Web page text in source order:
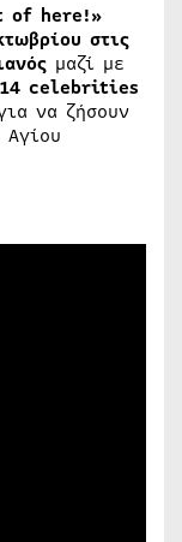
of here!»
στις
μαζί με
14 celebrities
να ζήσουν